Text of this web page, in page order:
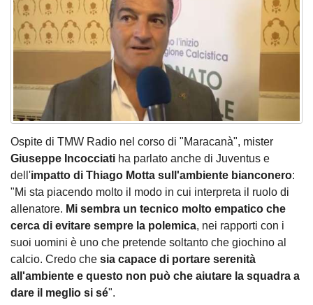
Ospite di TMW Radio nel corso di "Maracanà", mister
Giuseppe Incocciati ha parlato anche di Juventus e
dell'impatto di Thiago Motta sull'ambiente bianconero:
"Mi sta piacendo molto il modo in cui interpreta il ruolo di
allenatore. Mi sembra un tecnico molto empatico che
cerca di evitare sempre la polemica, nei rapporti con i
suoi uomini è uno che pretende soltanto che giochino al
calcio. Credo che sia capace di portare serenità
all'ambiente e questo non può che aiutare la squadra a
dare il meglio si sé".